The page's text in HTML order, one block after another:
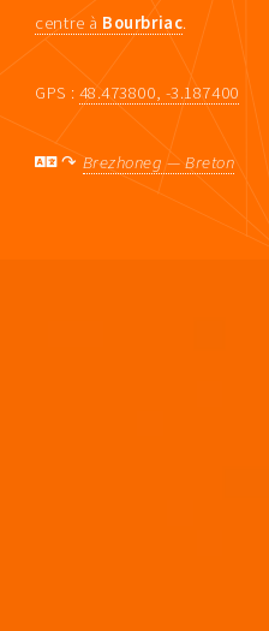
centre à Bourbriac.
GPS : 48.473800, -3.187400
↷Brezhoneg — Breton